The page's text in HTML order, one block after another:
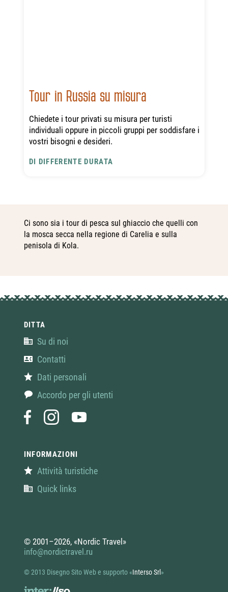
Tour in Russia su misura
Chiedete i tour privati su misura per turisti
individuali oppure in piccoli gruppi per soddisfare i
vostri bisogni e desideri.
DI DIFFERENTE DURATA
Ci sono sia i tour di pesca sul ghiaccio che quelli con
la mosca secca nella regione di Carelia e sulla
penisola di Kola.
DITTA
Su di noi
Contatti
Dati personali
Accordo per gli utenti
INFORMAZIONI
Attività turistiche
Quick links
© 2001–2026, «Nordic Travel»
info@nordictravel.ru
© 2013 Disegno Sito Web e supporto «Interso Srl »